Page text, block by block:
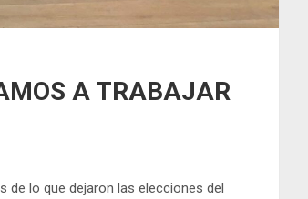
A TRABAJAR
de lo que dejaron las elecciones del